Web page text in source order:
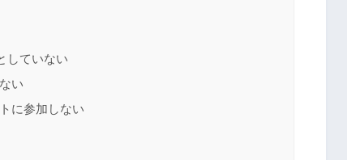
していない
い
に参加しない